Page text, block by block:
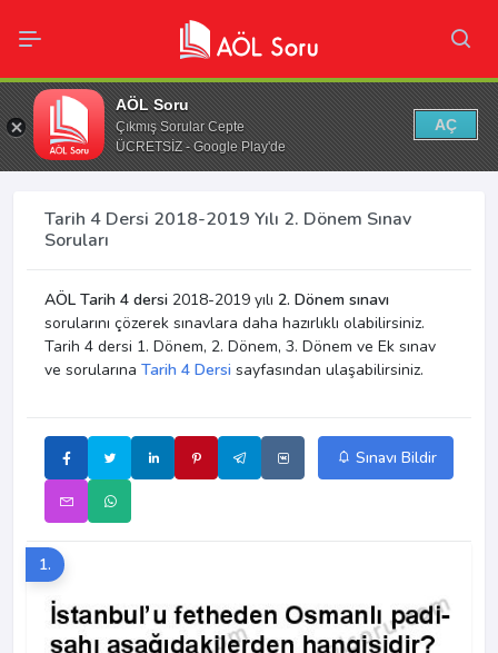
AÖL Soru
Çıkmış Sorular Cepte
ÜCRETSİZ - Google Play'de
AÇ
Tarih 4 Dersi 2018-2019 Yılı 2. Dönem Sınav
Soruları
AÖL Tarih 4 dersi 2018-2019 yılı 2. Dönem sınavı
sorularını çözerek sınavlara daha hazırlıklı olabilirsiniz.
Tarih 4 dersi 1. Dönem, 2. Dönem, 3. Dönem ve Ek sınav
ve sorularına Tarih 4 Dersi sayfasından ulaşabilirsiniz.
Sınavı Bildir
1.